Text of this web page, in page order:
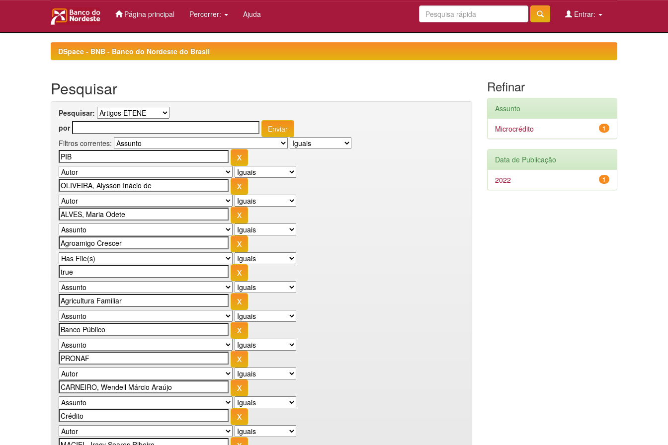
Página principal Percorrer: Ajuda Entrar:
DSpace - BNB - Banco do Nordeste do Brasil
Pesquisar
Pesquisar:
por
Filtros correntes:
Refinar
Assunto
1
Microcrédito
Data de Publicação
1
2022